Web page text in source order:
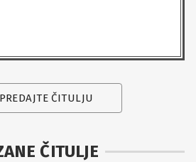
PREDAJTE ČITULJU
ČITULJE